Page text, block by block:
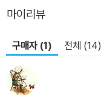
마이리뷰
구매자 (1) 전체 (14)